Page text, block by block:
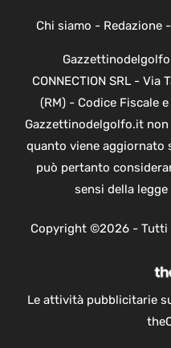
Chi siamo - Redazione-
CONNECTION SRL -
(RM) - Codice Fiscale
Gazzettinodelgolfo.it
quanto viene aggiornato
può pertanto
sensi della
Copyright ©2026 -
Le attività pubblicitarie